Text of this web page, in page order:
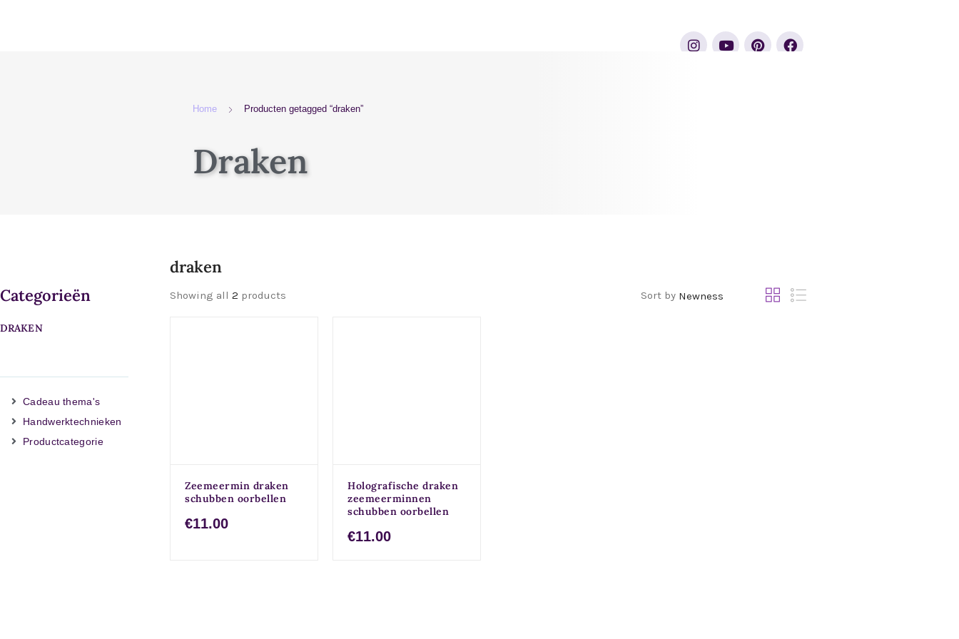
Home Producten getagged “draken”
Draken
Categorieën
DRAKEN
Cadeau thema's
Handwerktechnieken
Productcategorie
draken
Showing all 2 products Sort by
Zeemeermin draken
schubben oorbellen
€11.00
Holografische draken
zeemeerminnen
schubben oorbellen
€11.00